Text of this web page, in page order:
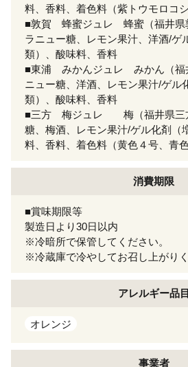
料、香料、着色料（紫トウモロコシ
■敦賀 蜂蜜ジュレ 蜂蜜（福井県
ラニュー糖、レモン果汁、洋酒/ゲ
類）、酸味料、香料
■東浦 みかんジュレ みかん（福
ニュー糖、洋酒、レモン果汁/ゲル
類）、酸味料、香料
■三方 梅ジュレ 梅（福井県三
糖、梅酒、レモン果汁/ゲル化剤（
料、香料、着色料（黄色４号、青色
消費期限
■賞味期限等
製造日より30日以内
※冷暗所で保管してください。
※冷蔵庫で冷やしてお召し上がりく
アレルギー品目
オレンジ
事業者